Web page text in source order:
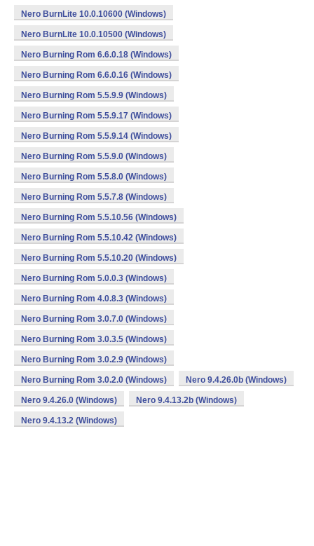
Nero BurnLite 10.0.10600 (Windows)
Nero BurnLite 10.0.10500 (Windows)
Nero Burning Rom 6.6.0.18 (Windows)
Nero Burning Rom 6.6.0.16 (Windows)
Nero Burning Rom 5.5.9.9 (Windows)
Nero Burning Rom 5.5.9.17 (Windows)
Nero Burning Rom 5.5.9.14 (Windows)
Nero Burning Rom 5.5.9.0 (Windows)
Nero Burning Rom 5.5.8.0 (Windows)
Nero Burning Rom 5.5.7.8 (Windows)
Nero Burning Rom 5.5.10.56 (Windows)
Nero Burning Rom 5.5.10.42 (Windows)
Nero Burning Rom 5.5.10.20 (Windows)
Nero Burning Rom 5.0.0.3 (Windows)
Nero Burning Rom 4.0.8.3 (Windows)
Nero Burning Rom 3.0.7.0 (Windows)
Nero Burning Rom 3.0.3.5 (Windows)
Nero Burning Rom 3.0.2.9 (Windows)
Nero Burning Rom 3.0.2.0 (Windows) Nero 9.4.26.0b (Windows)
Nero 9.4.26.0 (Windows) Nero 9.4.13.2b (Windows)
Nero 9.4.13.2 (Windows)